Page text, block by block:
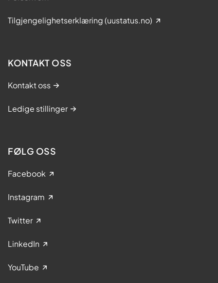
Tilgjengelighetserklæring (uustatus.no)
KONTAKT OSS
Kontakt oss
Ledige stillinger
FØLG OSS
Facebook
Instagram
Twitter
LinkedIn
YouTube